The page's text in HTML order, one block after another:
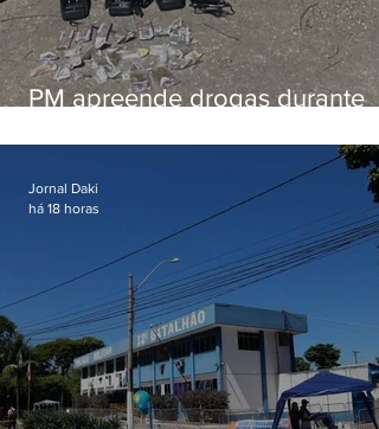
PM apreende drogas durante
Jornal Daki
há 18 horas